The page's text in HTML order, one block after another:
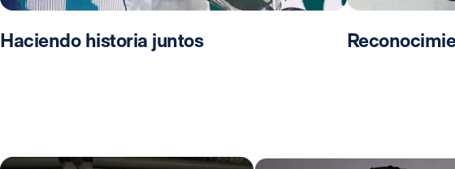
Haciendo historia juntos